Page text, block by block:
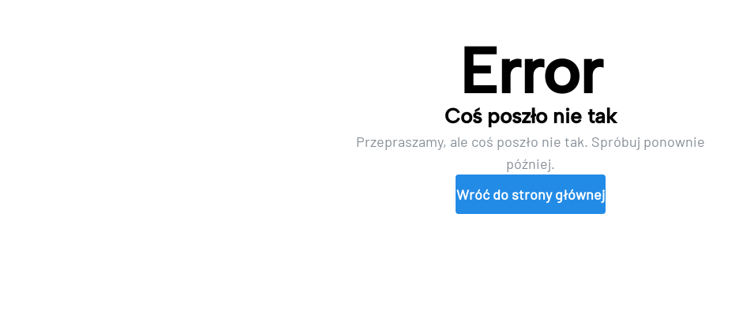
Error
Coś poszło nie tak
Przepraszamy, ale coś poszło nie tak. Spróbuj ponownie
później.
Wróć do strony głównej